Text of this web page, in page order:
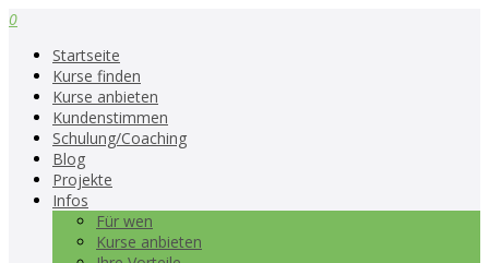
0
Startseite
Kurse finden
Kurse anbieten
Kundenstimmen
Schulung/Coaching
Blog
Projekte
Infos
Für wen
Kurse anbieten